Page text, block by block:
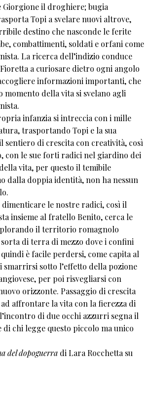
Giorgione il droghiere; bugia
Topi a svelare nuovi altrove,
destino che nasconde le ferite
combattimenti, soldati e orfani come
La ricerca dell’indizio conduce
a curiosare dietro ogni angolo
informazioni importanti, che
momento della vita si svelano agli
infanzia si intreccia con i mille
trasportando Topi e la sua
sentiero di crescita con creatività, così
con le sue forti radici nel giardino dei
vita, per questo il temibile
dalla doppia identità, non ha nessun
le nostre radici, così il
insieme al fratello Benito, cerca le
il territorio romagnolo
di terra di mezzo dove i confini
è facile perdersi, come capita al
sotto l’effetto della pozione
per poi risvegliarsi con
orizzonte. Passaggio di crescita
affrontare la vita con la fierezza di
di due occhi azzurri segna il
di chi legge questo piccolo ma unico
del dopoguerra di Lara Rocchetta su